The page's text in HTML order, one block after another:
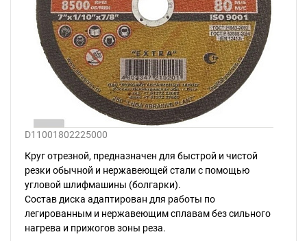
D11001802225000
Круг отрезной, предназначен для быстрой и чистой
резки обычной и нержавеющей стали с помощью
угловой шлифмашины (болгарки).
Состав диска адаптирован для работы по
легированным и нержавеющим сплавам без сильного
нагрева и прижогов зоны реза.